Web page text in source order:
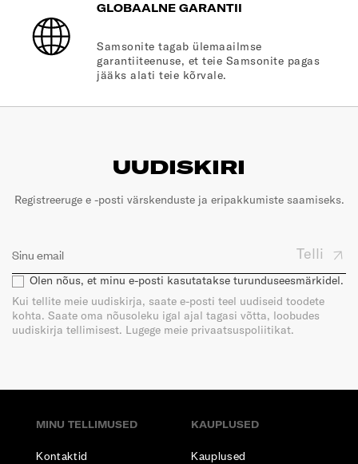
GLOBAALNE GARANTII
Samsonite tagab ülemaailmse
garantiiteenuse, et teie Samsonite pagas
jääks alati teie kõrvale.
UUDISKIRI
Registreeruge e -posti värskenduste ja eripakkumiste saamiseks.
Telli
Olen nõus, et minu e-posti kasutatakse turunduseesmärkidel.
Kui tellite meie uudiskirja, saate e-posti teel uudiseid toodete
kohta. Saate oma nõusoleku igal ajal tagasi võtta, loobudes
uudiskirja tellimisest. Lugege meie privaatsuspoliitikat.
MINU TELLIMUSED
Kontaktid
KAUPLUSED
Kauplused